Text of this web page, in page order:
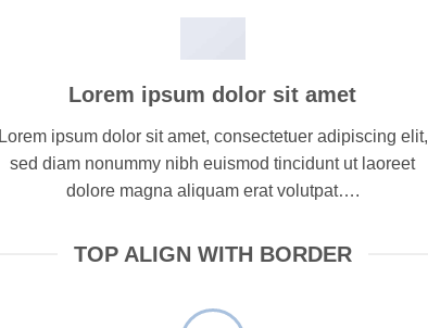
Lorem ipsum dolor sit amet
Lorem ipsum dolor sit amet, consectetuer adipiscing elit,
sed diam nonummy nibh euismod tincidunt ut laoreet
dolore magna aliquam erat volutpat….
TOP ALIGN WITH BORDER